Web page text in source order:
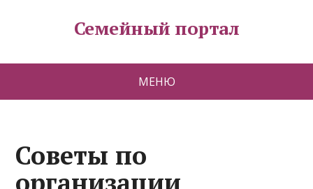
Семейный портал
МЕНЮ
Советы по
организации